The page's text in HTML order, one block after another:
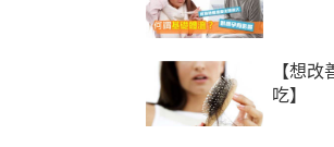
【想
吃】